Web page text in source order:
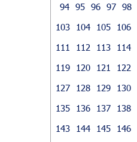
94 95 96 97 98
103
104 105 106
111
112 113 114
119
120 121 122
127
128 129 130
135
136 137 138
143
144 145 146